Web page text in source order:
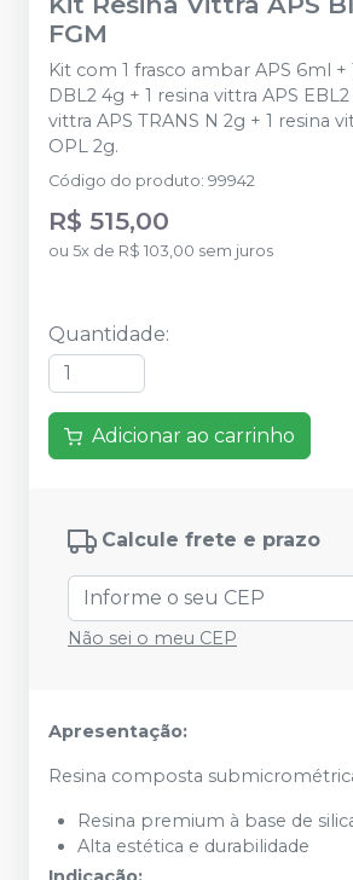
FGM
Kit com 1 frasco ambar APS 6ml +
DBL2 4g + 1 resina vittra APS
vittra APS TRANS N 2g + 1 resina
OPL 2g.
Código do produto: 99942
R$ 515,00
ou 5x de R$ 103,00 sem juros
Quantidade:
Adicionar ao carrinho
Calcule frete e prazo
Não sei o meu CEP
Apresentação:
Resina composta
Resina premium à base de
Alta estética e durabilidade